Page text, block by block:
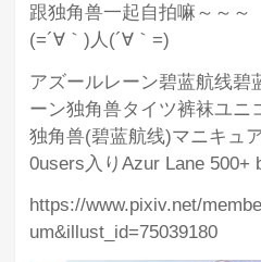
跟独角兽一起自拍嘛～～～
(=´∀｀)人(´∀｀=) ​​​​
アズールレーン碧蓝航线碧
ーン独角兽タイツ裤袜ユニ
独角兽(碧蓝航线)マニキュ
0users入りAzur Lane 500+
https://www.pixiv.net/
um&illust_id=75039180